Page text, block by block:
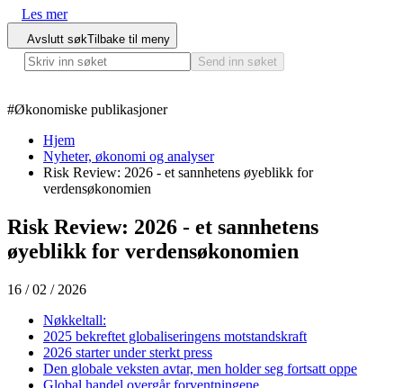
Les mer
Avslutt søkTilbake til meny
Send inn søket
#Økonomiske publikasjoner
Hjem
Nyheter, økonomi og analyser
Risk Review: 2026 - et sannhetens øyeblikk for
verdensøkonomien
Risk Review: 2026 - et sannhetens
øyeblikk for verdensøkonomien
16 / 02 / 2026
Nøkkeltall:
2025 bekreftet globaliseringens motstandskraft
2026 starter under sterkt press
Den globale veksten avtar, men holder seg fortsatt oppe
Global handel overgår forventningene